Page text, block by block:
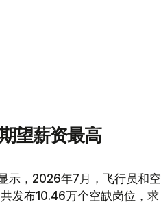
望薪资最高
示，2026年7月，飞行员和空
发布10.46万个空缺岗位，求